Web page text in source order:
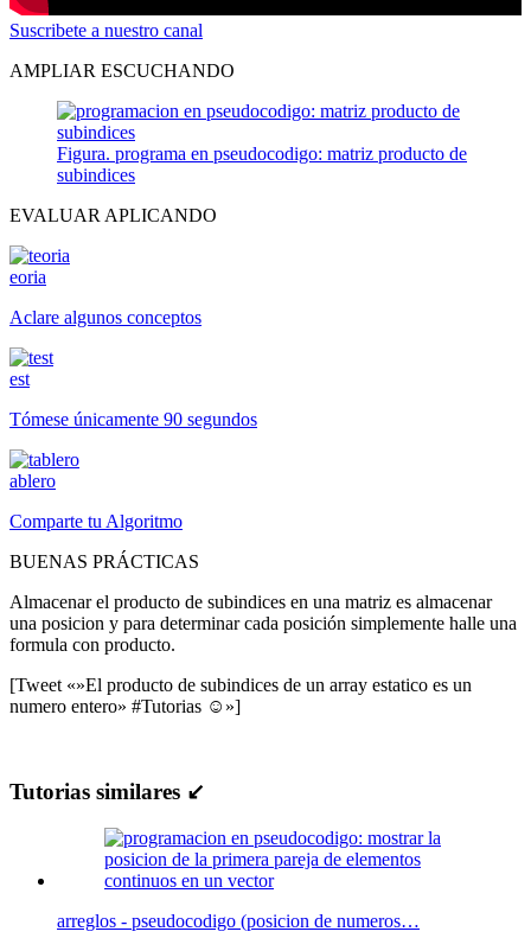
Suscribete a nuestro canal
AMPLIAR ESCUCHANDO
Figura. programa en pseudocodigo: matriz producto de
subindices
EVALUAR APLICANDO
eoria
Aclare algunos conceptos
est
Tómese únicamente 90 segundos
ablero
Comparte tu Algoritmo
BUENAS PRÁCTICAS
Almacenar el producto de subindices en una matriz es almacenar
una posicion y para determinar cada posición simplemente halle una
formula con producto.
[Tweet «»El producto de subindices de un array estatico es un
numero entero» #Tutorias ☺»]
Tutorias similares ↙
arreglos - pseudocodigo (posicion de numeros…